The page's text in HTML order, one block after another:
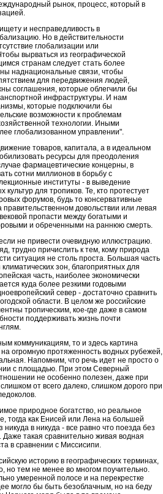
рынок, процесс, который в
и несправедливость в
Но в действительности
глобализации или
вырваться из географической
странам следует стать более
наднациональные связи, чтобы
для передвижения людей,
соглашения, которые облегчили бы
инфраструктуры. И нам
которые подключили бы
возможности к проблемам
технологии. Иными
глобализованном управлении".
товаров, капитала, а в идеальном
ресурсы для преодоления
фармацевтические концерны, в
сотни миллионов в борьбу с
институты - в выведение
культур для тропиков. Те, кто протестует
форумов, будь то консервативные
довольствии или левая
пропасти между богатыми и
и обреченными на раннюю смерть.
не привести очевидную иллюстрацию.
трудно причислить к тем, кому природа
ситуация не столь проста. Большая часть
зон, благоприятных для
часть, наиболее экономически
куда более резкими годовыми
север - достаточно сравнить
области. В целом же российские
тропическим, кое-где даже в самом
поддерживать жизнь почти
коммуникациям, то и здесь картина
огромную протяженность водных рубежей,
Напомним, что речь идет не просто о
с площадью. При этом Северный
не особенно полезен, даже при
от всего далеко, слишком дорого при
природное богатство, но реальное
тогда как Енисей или Лена на большей
никуда в никуда - все равно что поезда без
такая сравнительно живая водная
в сравнении с Миссисипи.
историю в географических терминах,
но тем не менее во многом поучительно.
умеренной полосе и на перекрестке
могло бы быть безоблачным, но на беду